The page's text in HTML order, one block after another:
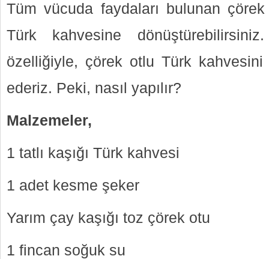
Tüm vücuda faydaları bulunan
Türk kahvesine
özelliğiyle, çörek otlu Türk
ederiz. Peki, nasıl yapılır?
Malzemeler,
1 tatlı kaşığı Türk kahvesi
1 adet kesme şeker
Yarım çay kaşığı toz çörek otu
1 fincan soğuk su